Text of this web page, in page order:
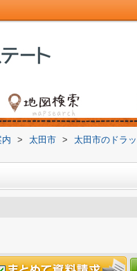
内 > 太田市 > 太田市のドラ